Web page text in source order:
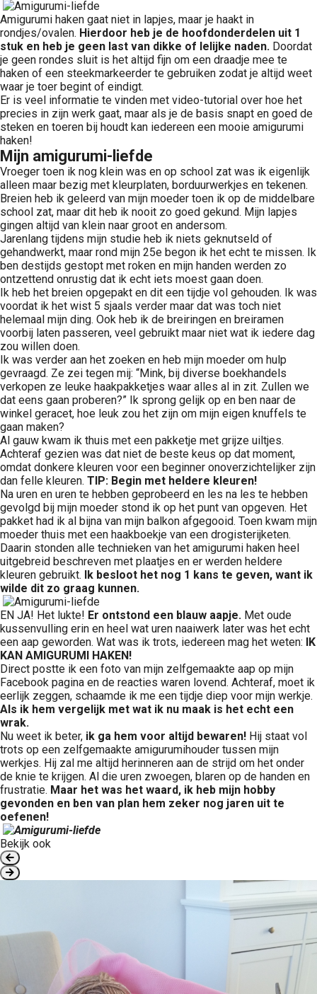
Amigurumi haken gaat niet in lapjes, maar je haakt in
rondjes/ovalen. Hierdoor heb je de hoofdonderdelen uit 1
stuk en heb je geen last van dikke of lelijke naden. Doordat
je geen rondes sluit is het altijd fijn om een draadje mee te
haken of een steekmarkeerder te gebruiken zodat je altijd weet
waar je toer begint of eindigt.
Er is veel informatie te vinden met video-tutorial over hoe het
precies in zijn werk gaat, maar als je de basis snapt en goed de
steken en toeren bij houdt kan iedereen een mooie amigurumi
haken!
Mijn amigurumi-liefde
Vroeger toen ik nog klein was en op school zat was ik eigenlijk
alleen maar bezig met kleurplaten, borduurwerkjes en tekenen.
Breien heb ik geleerd van mijn moeder toen ik op de middelbare
school zat, maar dit heb ik nooit zo goed gekund. Mijn lapjes
gingen altijd van klein naar groot en andersom.
Jarenlang tijdens mijn studie heb ik niets geknutseld of
gehandwerkt, maar rond mijn 25e begon ik het echt te missen. Ik
ben destijds gestopt met roken en mijn handen werden zo
ontzettend onrustig dat ik echt iets moest gaan doen.
Ik heb het breien opgepakt en dit een tijdje vol gehouden. Ik was
voordat ik het wist 5 sjaals verder maar dat was toch niet
helemaal mijn ding. Ook heb ik de breiringen en breiramen
voorbij laten passeren, veel gebruikt maar niet wat ik iedere dag
zou willen doen.
Ik was verder aan het zoeken en heb mijn moeder om hulp
gevraagd. Ze zei tegen mij: “Mink, bij diverse boekhandels
verkopen ze leuke haakpakketjes waar alles al in zit. Zullen we
dat eens gaan proberen?” Ik sprong gelijk op en ben naar de
winkel geracet, hoe leuk zou het zijn om mijn eigen knuffels te
gaan maken?
Al gauw kwam ik thuis met een pakketje met grijze uiltjes.
Achteraf gezien was dat niet de beste keus op dat moment,
omdat donkere kleuren voor een beginner onoverzichtelijker zijn
dan felle kleuren. TIP: Begin met heldere kleuren!
Na uren en uren te hebben geprobeerd en les na les te hebben
gevolgd bij mijn moeder stond ik op het punt van opgeven. Het
pakket had ik al bijna van mijn balkon afgegooid. Toen kwam mijn
moeder thuis met een haakboekje van een drogisterijketen.
Daarin stonden alle technieken van het amigurumi haken heel
uitgebreid beschreven met plaatjes en er werden heldere
kleuren gebruikt. Ik besloot het nog 1 kans te geven, want ik
wilde dit zo graag kunnen.
EN JA! Het lukte! Er ontstond een blauw aapje. Met oude
kussenvulling erin en heel wat uren naaiwerk later was het echt
een aap geworden. Wat was ik trots, iedereen mag het weten: IK
KAN AMIGURUMI HAKEN!
Direct postte ik een foto van mijn zelfgemaakte aap op mijn
Facebook pagina en de reacties waren lovend. Achteraf, moet ik
eerlijk zeggen, schaamde ik me een tijdje diep voor mijn werkje.
Als ik hem vergelijk met wat ik nu maak is het echt een
wrak.
Nu weet ik beter, ik ga hem voor altijd bewaren! Hij staat vol
trots op een zelfgemaakte amigurumihouder tussen mijn
werkjes. Hij zal me altijd herinneren aan de strijd om het onder
de knie te krijgen. Al die uren zwoegen, blaren op de handen en
frustratie. Maar het was het waard, ik heb mijn hobby
gevonden en ben van plan hem zeker nog jaren uit te
oefenen!
Bekijk ook